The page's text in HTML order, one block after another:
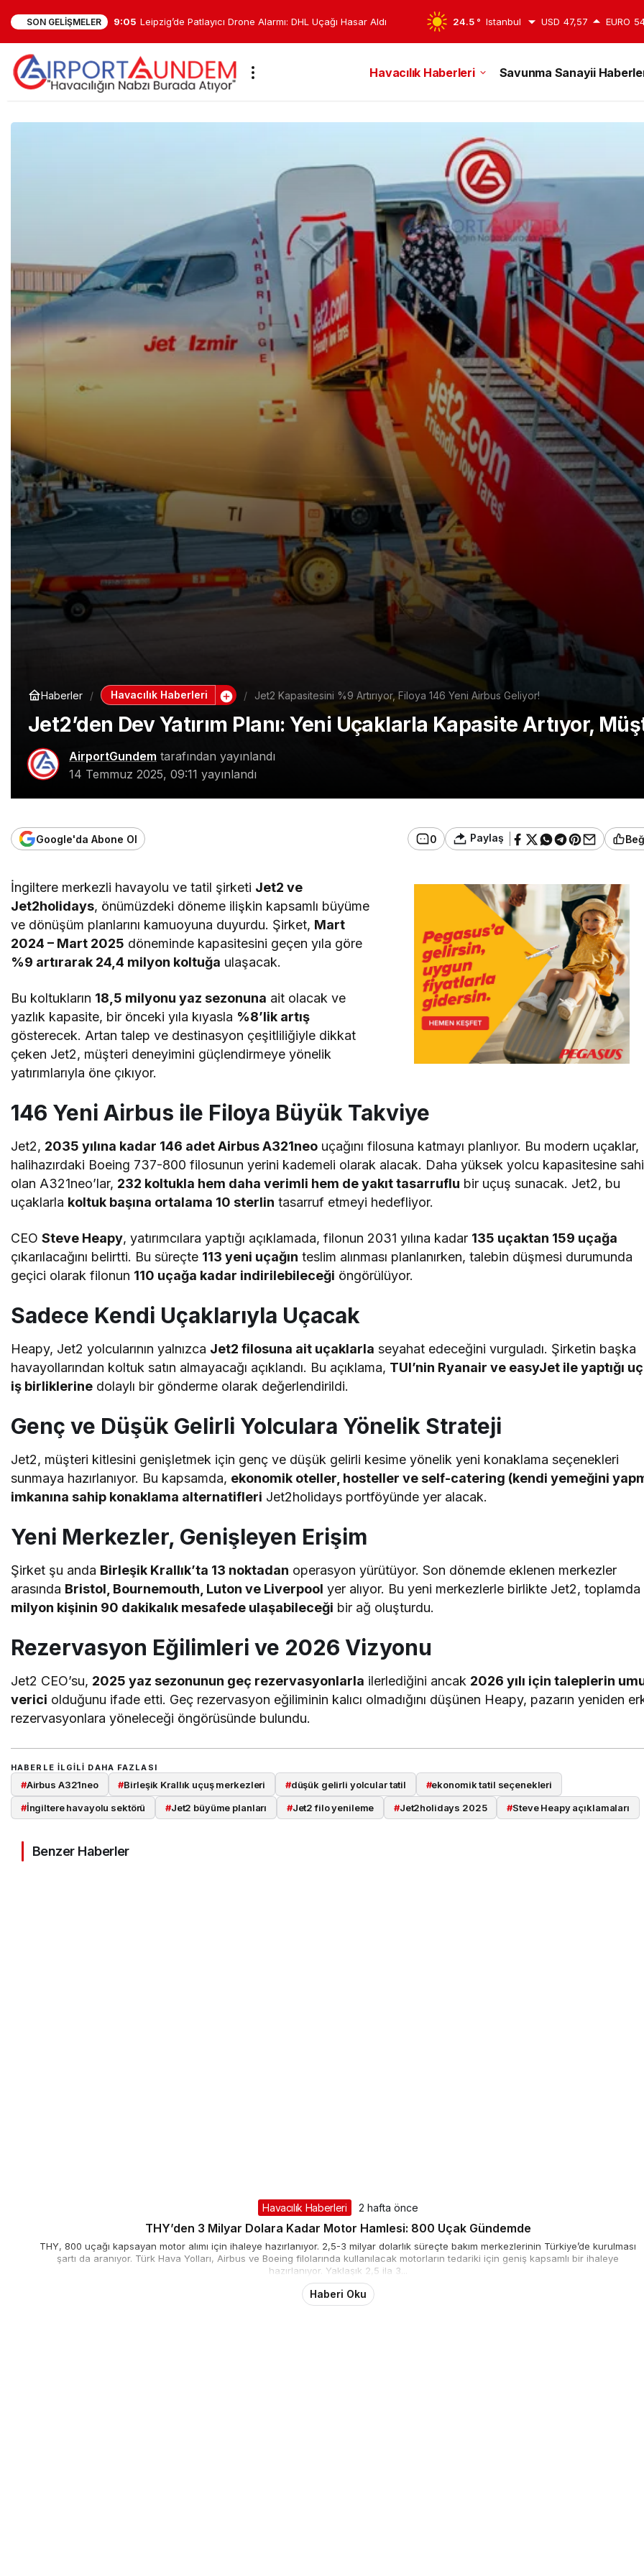
SON GELIŞMELER 8:26 Falcon 9 Ay’a çarptı: Enkaz bulutu tespit edildi 24.5 ° Istanbul USD 47,57 EURO
Havacılık Haberleri Savunma Sanayii
Haberler Havacılık Haberleri Jet2 Kapasitesini %9 Artırıyor, Filoya 146 Yeni Airbus Geliyor!
Jet2’den Dev Yatırım Planı: Yeni Uçaklarla Kapasite Artıyor,
AirportGundem tarafından yayınlandı
14 Temmuz 2025, 09:11 yayınlandı
Google'da Abone Ol 0 Paylaş
İngiltere merkezli havayolu ve tatil şirketi Jet2 ve
Jet2holidays, önümüzdeki döneme ilişkin kapsamlı büyüme
ve dönüşüm planlarını kamuoyuna duyurdu. Şirket, Mart
2024 – Mart 2025 döneminde kapasitesini geçen yıla göre
%9 artırarak 24,4 milyon koltuğa ulaşacak.
Bu koltukların 18,5 milyonu yaz sezonuna ait olacak ve
yazlık kapasite, bir önceki yıla kıyasla %8’lik artış
gösterecek. Artan talep ve destinasyon çeşitliliğiyle dikkat
çeken Jet2, müşteri deneyimini güçlendirmeye yönelik
yatırımlarıyla öne çıkıyor.
146 Yeni Airbus ile Filoya Büyük Takviye
Jet2, 2035 yılına kadar 146 adet Airbus A321neo uçağını filosuna katmayı planlıyor. Bu modern uçaklar,
halihazırdaki Boeing 737-800 filosunun yerini kademeli olarak alacak. Daha yüksek yolcu kapasitesine
olan A321neo’lar, 232 koltukla hem daha verimli hem de yakıt tasarruflu bir uçuş sunacak. Jet2, bu
uçaklarla koltuk başına ortalama 10 sterlin tasarruf etmeyi hedefliyor.
CEOSteve Heapy, yatırımcılara yaptığı açıklamada, filonun 2031 yılına kadar 135 uçaktan 159 uçağa
çıkarılacağını belirtti. Bu süreçte 113 yeni uçağın teslim alınması planlanırken, talebin düşmesi durumunda
geçici olarak filonun 110 uçağa kadar indirilebileceği öngörülüyor.
Sadece Kendi Uçaklarıyla Uçacak
Heapy, Jet2 yolcularının yalnızca Jet2 filosuna ait uçaklarla seyahat edeceğini vurguladı. Şirketin başka
havayollarından koltuk satın almayacağı açıklandı. Bu açıklama, TUI’nin Ryanair ve easyJet ile yaptığı
iş birliklerine dolaylı bir gönderme olarak değerlendirildi.
Genç ve Düşük Gelirli Yolculara Yönelik Strateji
Jet2, müşteri kitlesini genişletmek için genç ve düşük gelirli kesime yönelik yeni konaklama seçenekleri
sunmaya hazırlanıyor. Bu kapsamda, ekonomik oteller, hosteller ve self-catering (kendi yemeğini
imkanına sahip konaklama alternatifleri Jet2holidays portföyünde yer alacak.
Yeni Merkezler, Genişleyen Erişim
Şirket şu anda Birleşik Krallık’ta 13 noktadan operasyon yürütüyor. Son dönemde eklenen merkezler
arasında Bristol, Bournemouth, Luton ve Liverpool yer alıyor. Bu yeni merkezlerle birlikte Jet2, toplamda
milyon kişinin 90 dakikalık mesafede ulaşabileceği bir ağ oluşturdu.
Rezervasyon Eğilimleri ve 2026 Vizyonu
Jet2 CEO’su, 2025 yaz sezonunun geç rezervasyonlarla ilerlediğini ancak 2026 yılı için taleplerin
verici olduğunu ifade etti. Geç rezervasyon eğiliminin kalıcı olmadığını düşünen Heapy, pazarın yeniden
rezervasyonlara yöneleceği öngörüsünde bulundu.
HABERLE ILGILI DAHA FAZLASI
#Airbus A321neo #Birleşik Krallık uçuş merkezleri #düşük gelirli yolcular tatil #ekonomik tatil seçenekleri
#İngiltere havayolu sektörü #Jet2 büyüme planları #Jet2 filo yenileme #Jet2holidays 2025 #Steve Heapy açıklamaları
Benzer Haberler
Havacılık Haberleri 2 hafta önce
THY’den 3 Milyar Dolara Kadar Motor Hamlesi: 800 Uçak Gündemde
THY, 800 uçağı kapsayan motor alımı için ihaleye hazırlanıyor. 2,5-3 milyar dolarlık süreçte bakım merkezlerinin Türkiye’de kurulması
şartı da aranıyor. Türk Hava Yolları, Airbus ve Boeing filolarında kullanılacak motorların tedariki için geniş kapsamlı bir ihaleye
hazırlanıyor. Yaklaşık 2,5 ila 3...
Haberi Oku